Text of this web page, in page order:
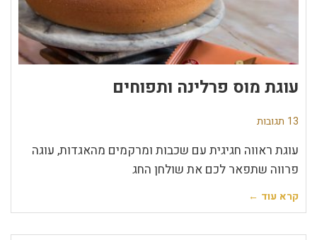
עוגת מוס פרלינה ותפוחים
13 תגובות
עוגת ראווה חגיגית עם שכבות ומרקמים מהאגדות, עוגה
פרווה שתפאר לכם את שולחן החג
קרא עוד ←